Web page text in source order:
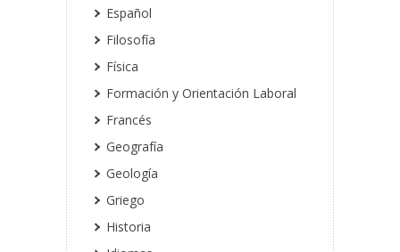
Español
Filosofía
Física
Formación y Orientación Laboral
Francés
Geografía
Geología
Griego
Historia